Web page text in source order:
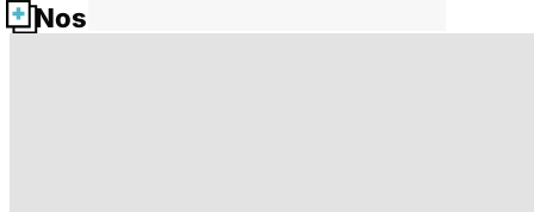
Nos fiches santé